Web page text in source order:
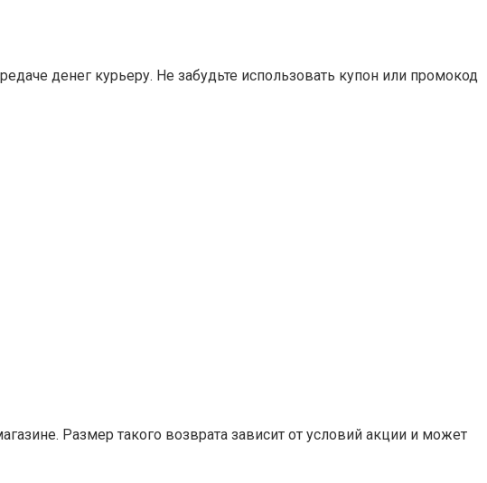
денег курьеру. Не забудьте использовать купон или промокод
Размер такого возврата зависит от условий акции и может